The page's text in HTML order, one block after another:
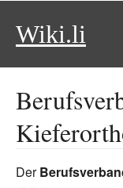
Wiki.li
Der